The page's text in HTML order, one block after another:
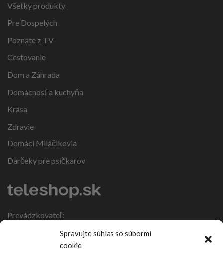
Spravujte súhlas so súbormi
cookie
Všetky produkty
Pre Dospelých
Poznáte z TV
Cestovanie
Dom a Záhrada
Domácnosť a kuchyňa
Krása
Zdravie
Domáci Miláčikovia
Darčeky pre psíčkarov
Prevádzkovateľ:
DIČ: 1086270988